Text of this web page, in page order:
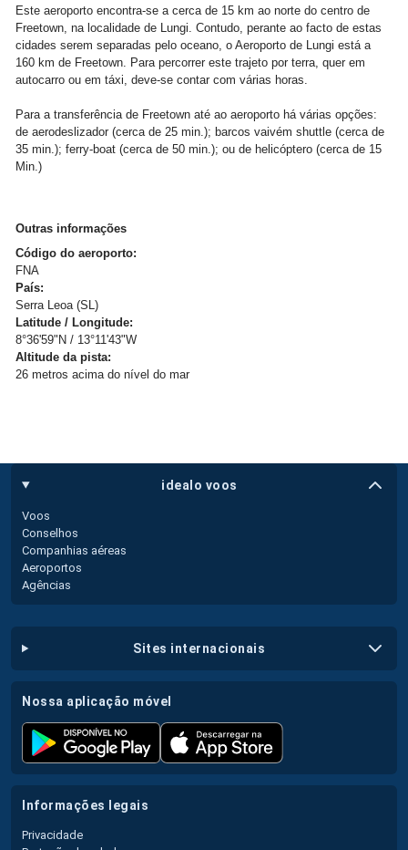
Este aeroporto encontra-se a cerca de 15 km ao norte do centro de
Freetown, na localidade de Lungi. Contudo, perante ao facto de estas
cidades serem separadas pelo oceano, o Aeroporto de Lungi está a
160 km de Freetown. Para percorrer este trajeto por terra, quer em
autocarro ou em táxi, deve-se contar com várias horas.
Para a transferência de Freetown até ao aeroporto há várias opções:
de aerodeslizador (cerca de 25 min.); barcos vaivém shuttle (cerca de
35 min.); ferry-boat (cerca de 50 min.); ou de helicóptero (cerca de 15
Min.)
Outras informações
Código do aeroporto:
FNA
País:
Serra Leoa (SL)
Latitude / Longitude:
8°36'59"N / 13°11'43"W
Altitude da pista:
26 metros acima do nível do mar
idealo voos
Voos
Conselhos
Companhias aéreas
Aeroportos
Agências
sites internacionais
nossa aplicação móvel
informações legais
Privacidade